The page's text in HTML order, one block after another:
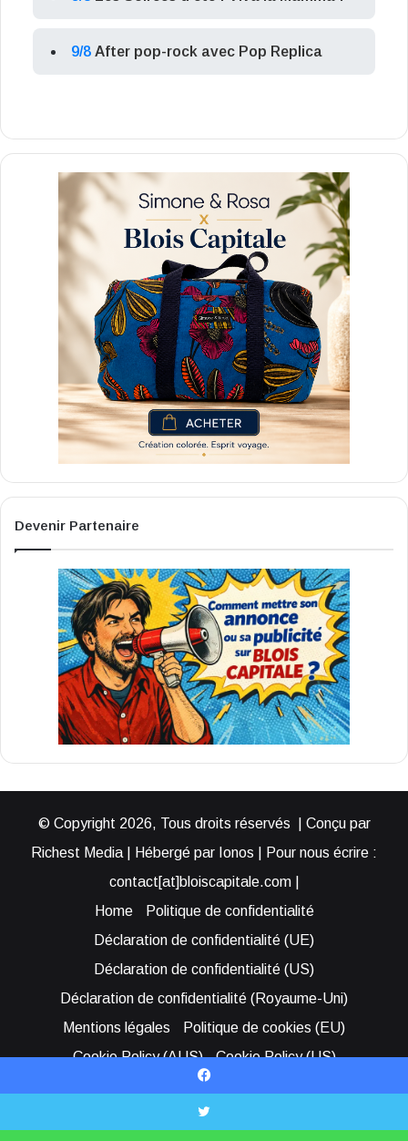
9/8 After pop-rock avec Pop Replica
Devenir Partenaire
© Copyright 2026, Tous droits réservés | Conçu par
Richest Media | Hébergé par Ionos | Pour nous écrire :
contact[at]bloiscapitale.com |
Home
Politique de confidentialité
Déclaration de confidentialité (UE)
Déclaration de confidentialité (US)
Déclaration de confidentialité (Royaume-Uni)
Mentions légales
Politique de cookies (EU)
Cookie Policy (AUS)
Cookie Policy (US)
Participer à Blois Capitale
Bénéficier d’une assistance
Facebook
X